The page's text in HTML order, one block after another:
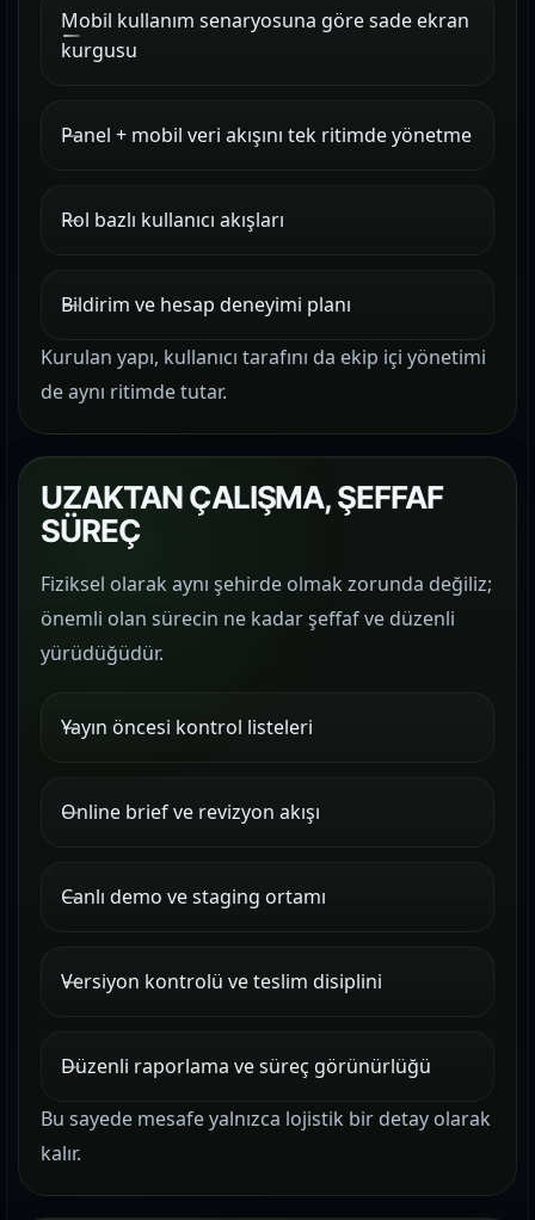
Mobil kullanım senaryosuna göre sade ekran
kurgusu
Panel + mobil veri akışını tek ritimde yönetme
Rol bazlı kullanıcı akışları
Bildirim ve hesap deneyimi planı
Kurulan yapı, kullanıcı tarafını da ekip içi yönetimi
de aynı ritimde tutar.
UZAKTAN ÇALIŞMA, ŞEFFAF
SÜREÇ
Fiziksel olarak aynı şehirde olmak zorunda değiliz;
önemli olan sürecin ne kadar şeffaf ve düzenli
yürüdüğüdür.
Yayın öncesi kontrol listeleri
Online brief ve revizyon akışı
Canlı demo ve staging ortamı
Versiyon kontrolü ve teslim disiplini
Düzenli raporlama ve süreç görünürlüğü
Bu sayede mesafe yalnızca lojistik bir detay olarak
kalır.